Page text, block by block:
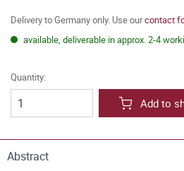
Delivery to Germany only. Use ourcontact
available, deliverable in approx. 2-4
Quantity:
Add to
Abstract